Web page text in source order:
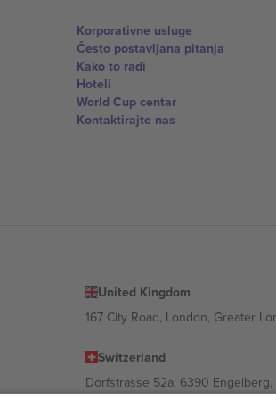
Korporativne usluge
Često postavljana pitanja
Kako to radi
Hoteli
World Cup centar
Kontaktirajte nas
United Kingdom
167 City Road, London, Greater
Switzerland
Dorfstrasse 52a, 6390 Engelberg,